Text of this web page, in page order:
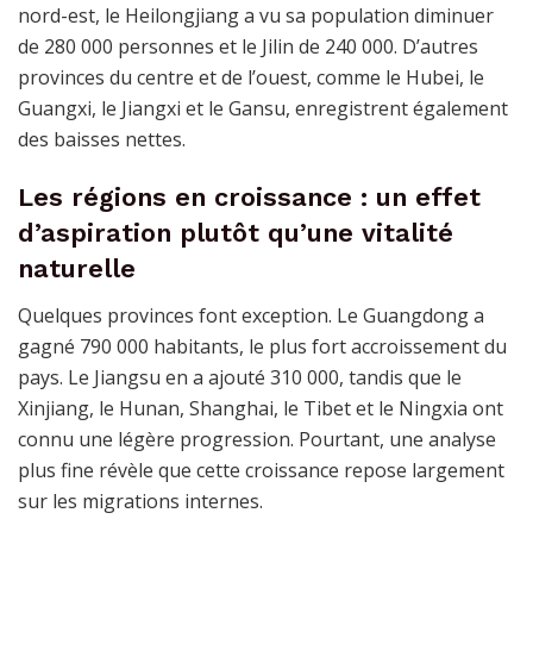
nord-est, le Heilongjiang a vu sa population diminuer
de 280 000 personnes et le Jilin de 240 000. D’autres
provinces du centre et de l’ouest, comme le Hubei, le
Guangxi, le Jiangxi et le Gansu, enregistrent également
des baisses nettes.
Les régions en croissance : un effet
d’aspiration plutôt qu’une vitalité
naturelle
Quelques provinces font exception. Le Guangdong a
gagné 790 000 habitants, le plus fort accroissement du
pays. Le Jiangsu en a ajouté 310 000, tandis que le
Xinjiang, le Hunan, Shanghai, le Tibet et le Ningxia ont
connu une légère progression. Pourtant, une analyse
plus fine révèle que cette croissance repose largement
sur les migrations internes.